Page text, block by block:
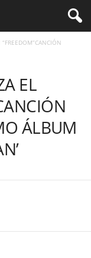
EL
ÁLBUM